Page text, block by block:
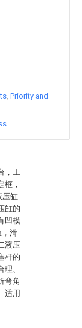
，工
框，
压缸
缸的
凹模
，滑
液压
杆的
、
弯角
适用
Priority and